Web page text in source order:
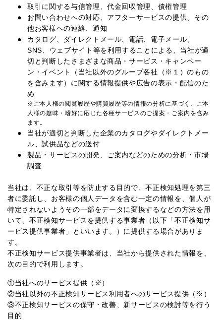
取引に関する与信管理、代金回収管理、債権管理
お問い合わせへの対応、アフターサービスの提供、その
他お客様への連絡、通知
カタログ、ダイレクトメール、電話、電子メール、
SNS、ウェブサイト等を利用することによる、当社が適
切と判断したさまざまな商品・サービス・キャンペー
ン・イベント（当社以外のグループ各社（※１）のもの
を含みます）に関する情報提供や広告の表示・配信のた
め
※ご本人様の閲覧履歴や購買履歴等の情報の分析に基づく、ご本
人様の趣味・嗜好に応じた各種サービスのご提案・ご案内を含み
ます。
当社が適切と判断した企業のカタログやダイレクトメー
ル、試供品などの送付
製品・サービスの開発、ご案内などのための分析・市場
調査
当社は、不正な取引等を防止する目的で、不正検知処理を第三
者に委託し、お客様の個人データを含む一定の情報を、個人が
特定されないようその一部をデータに変換するなどの方法を用
いて、不正検知サービスを提供する事業者（以下「不正検知サ
ービス提供事業者」といいます。）に提供する場合がありま
す。
不正検知サービス提供事業者は、当社から提供された情報を、
次の目的で利用します。
①当社へのサービス提供（※）
②当社以外の不正検知サービス利用者へのサービス提供（※）
③不正検知サービスの保守・改善、新サービスの検討等を行う
目的